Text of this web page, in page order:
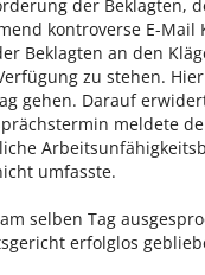
der Beklagten,
kontroverse E-Mail
Beklagten an den
zu stehen.
gehen. Darauf
meldete
umfasste.
selben Tag
erfolglos